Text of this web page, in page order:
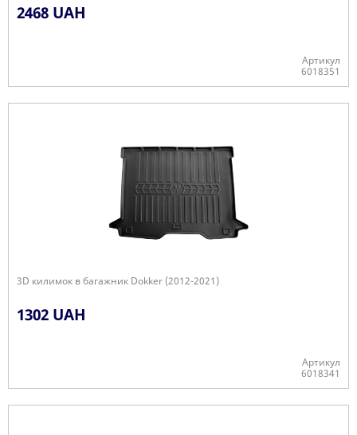
2468 UAH
Артикул
6018351
3D килимок в багажник Dokker (2012-2021)
1302 UAH
Артикул
6018341